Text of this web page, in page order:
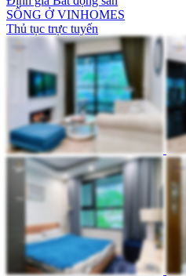
SỐNG Ở VINHOMES
Thủ tục trực tuyến